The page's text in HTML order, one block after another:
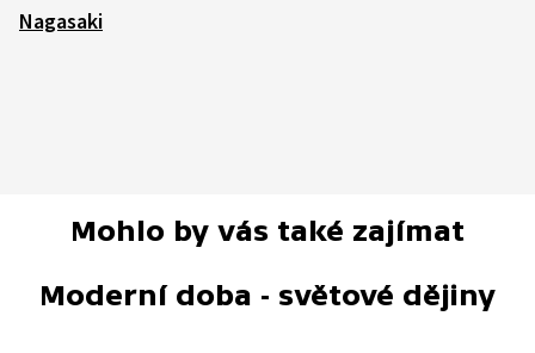
Nagasaki
Mohlo by vás také zajímat
Moderní doba - světové dějiny